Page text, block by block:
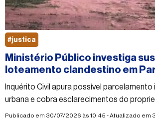
Ministério Público investiga
loteamento clandestino em
Inquérito Civil apura possível parcelamento
urbana e cobra esclarecimentos do
Publicado em 30/07/2026 às 10:45 - Atualizado em
#justica